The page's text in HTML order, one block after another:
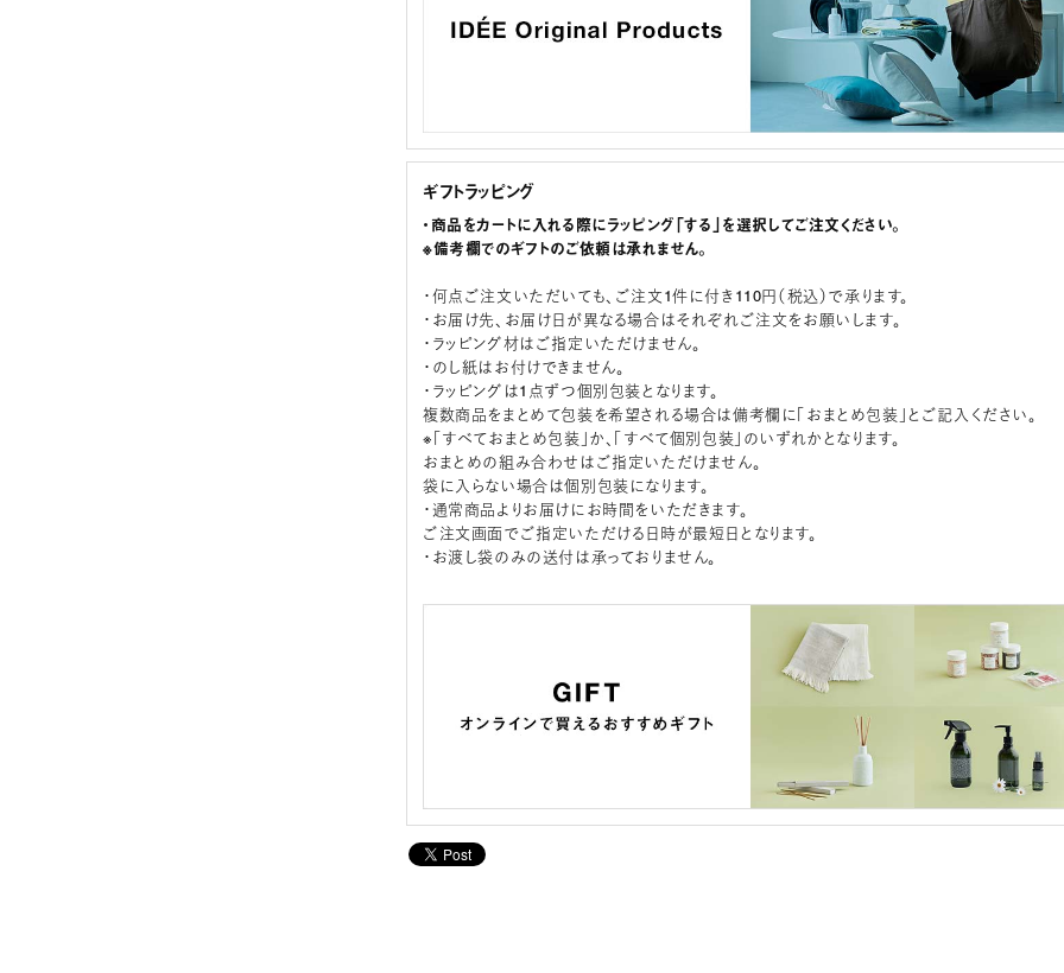
ギフトラッピング
・商品をカートに入れる際にラッピング「する」を選択してご注文ください。
※備考欄でのギフトのご依頼は承れません。
・何点ご注文いただいても、ご注文1件に付き110円（税込）で承ります。
・お届け先、お届け日が異なる場合はそれぞれご注文をお願いします。
・ラッピング材はご指定いただけません。
・のし紙はお付けできません。
・ラッピングは1点ずつ個別包装となります。
複数商品をまとめて包装を希望される場合は備考欄に「おまとめ包装」とご記入ください。
※「すべておまとめ包装」か、「すべて個別包装」のいずれかとなります。
おまとめの組み合わせはご指定いただけません。
袋に入らない場合は個別包装になります。
・通常商品よりお届けにお時間をいただきます。
ご注文画面でご指定いただける日時が最短日となります。
・お渡し袋のみの送付は承っておりません。